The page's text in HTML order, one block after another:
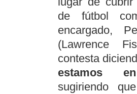
de fútbol
encargado,
(Lawrence
contesta
estamos
sugiriendo